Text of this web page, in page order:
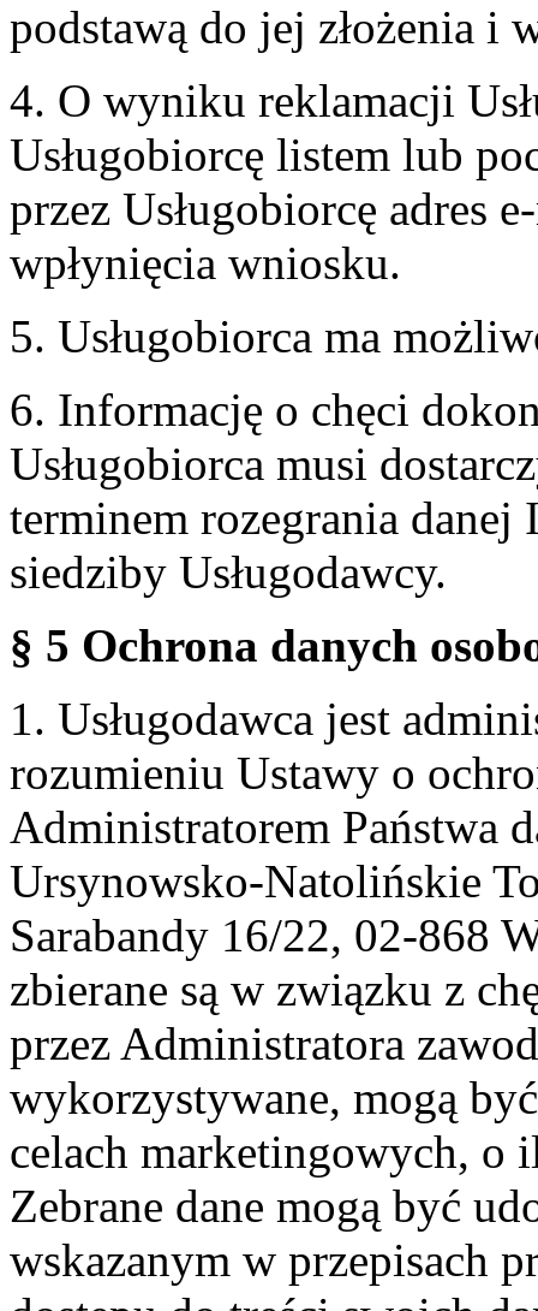
podstawą do jej złożenia i
4. O wyniku reklamacji
Usługobiorcę listem lub
przez Usługobiorcę adres
wpłynięcia wniosku.
5. Usługobiorca ma
6. Informację o chęci
Usługobiorca musi
terminem rozegrania
siedziby Usługodawcy.
§ 5 Ochrona danych
1. Usługodawca jest
rozumieniu Ustawy o
Administratorem Państwa
Ursynowsko-Natolińskie
Sarabandy 16/22, 02-868
zbierane są w związku z
przez Administratora
wykorzystywane, mogą
celach marketingowych, o
Zebrane dane mogą być
wskazanym w przepisach